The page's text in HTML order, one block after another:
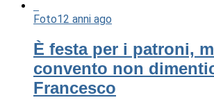
Foto12 anni ago
È festa per i patroni,
convento non
Francesco